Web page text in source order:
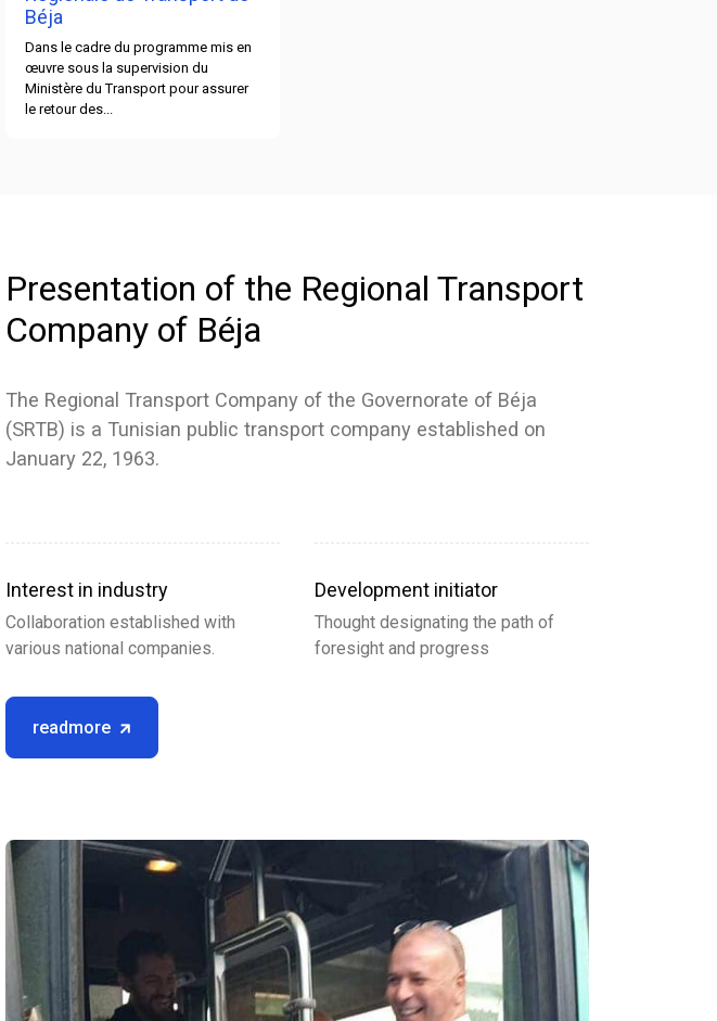
Béja
Dans le cadre du programme mis en
œuvre sous la supervision du
Ministère du Transport pour assurer
le retour des...
Presentation of the Regional Transport
Company of Béja
The Regional Transport Company of the Governorate of Béja
(SRTB) is a Tunisian public transport company established on
January 22, 1963.
Interest in industry
Collaboration established with
various national companies.
Development initiator
Thought designating the path of
foresight and progress
readmore